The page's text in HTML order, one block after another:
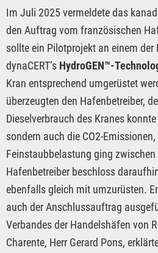
Im Juli 2025 vermeldete das
den Auftrag vom französischen
sollte ein Pilotprojekt an einem
dynaCERT‘s HydroGEN™-
Kran entsprechend umgerüstet
überzeugten den Hafenbetreiber,
Dieselverbrauch des Kranes
sondern auch die CO2-
Feinstaubbelastung ging zwischen
Hafenbetreiber beschloss
ebenfalls gleich mit umzurüsten.
auch der Anschlussauftrag
Verbandes der Handelshäfen von
Charente, Herr Gerard Pons,